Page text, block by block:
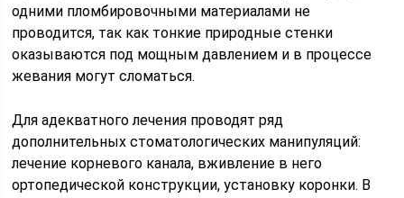
одними пломбировочными материалами не
проводится, так как тонкие природные стенки
оказываются под мощным давлением и в процессе
жевания могут сломаться.
Для адекватного лечения проводят ряд
дополнительных стоматологических манипуляций:
лечение корневого канала, вживление в него
ортопедической конструкции, установку коронки. В